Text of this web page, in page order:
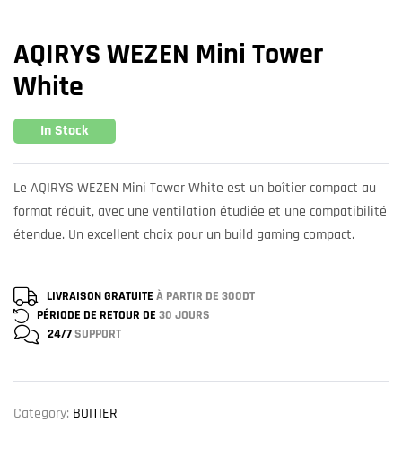
AQIRYS WEZEN Mini Tower
White
In Stock
Le AQIRYS WEZEN Mini Tower White est un boîtier compact au
format réduit, avec une ventilation étudiée et une compatibilité
étendue. Un excellent choix pour un build gaming compact.
LIVRAISON GRATUITE À PARTIR DE 300DT
PÉRIODE DE RETOUR DE 30 JOURS
24/7SUPPORT
Category: BOITIER